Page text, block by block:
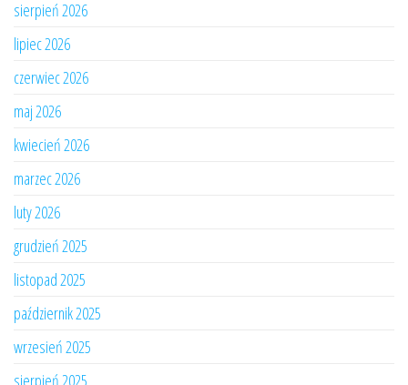
sierpień 2026
lipiec 2026
czerwiec 2026
maj 2026
kwiecień 2026
marzec 2026
luty 2026
grudzień 2025
listopad 2025
październik 2025
wrzesień 2025
sierpień 2025